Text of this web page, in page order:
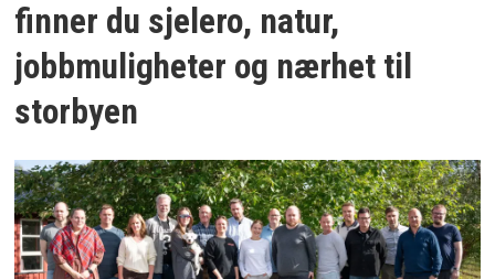
finner du sjelero, natur,
jobbmuligheter og nærhet til
storbyen